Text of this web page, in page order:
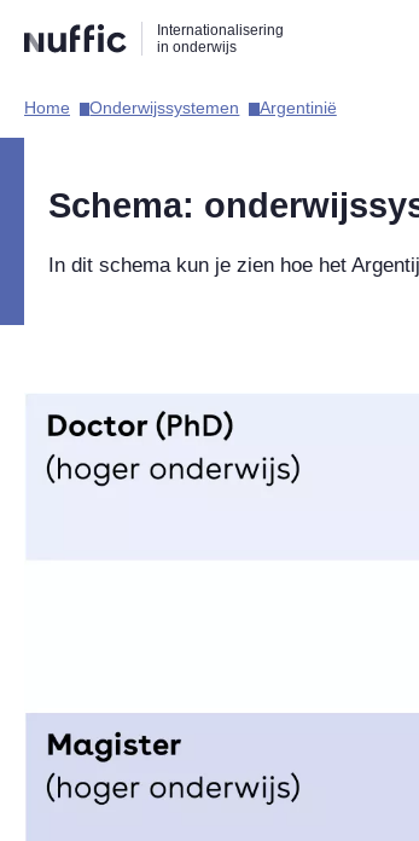
naar
zoekfunctie
naar
hoofdnavigatie
naar
inhoud
Internationalisering
in onderwijs
Hoofdnavigatie
Home​ Onderwijssystemen​ Argentinië​
Schema:
In dit schema kun je zien hoe het